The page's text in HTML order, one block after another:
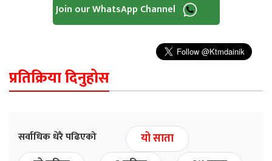
Join our WhatsApp Channel
प्रतिक्रिया दिनुहोस
सर्वाधिक धेरै पढिएको
यो साता